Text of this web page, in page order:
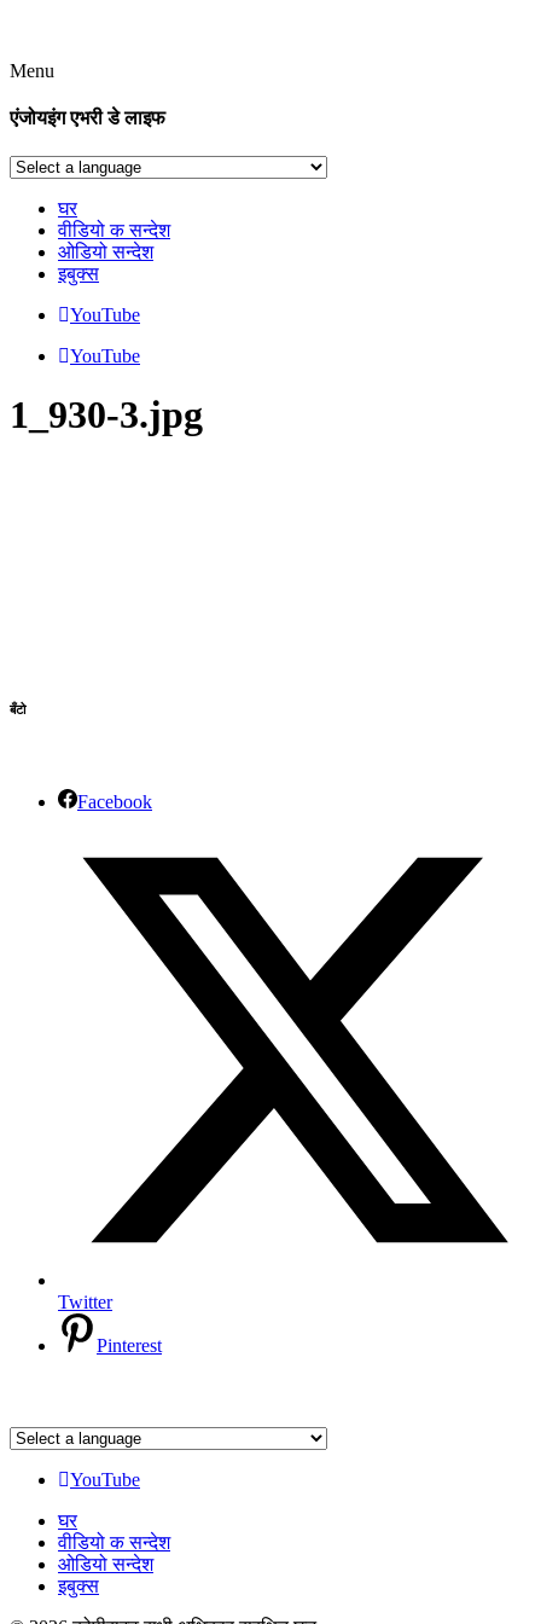
Menu
एंजोयइंग एभरी डे लाइफ
घर
वीडियो क सन्देश
ओडियो सन्देश
इबुक्स
YouTube
YouTube
1_930-3.jpg
बँटो
Facebook
Twitter
Pinterest
YouTube
घर
वीडियो क सन्देश
ओडियो सन्देश
इबुक्स